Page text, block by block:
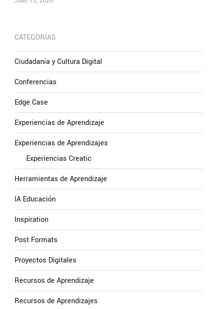
CATEGORÍAS
Ciudadanía y Cultura Digital
Conferencias
Edge Case
Experiencias de Aprendizaje
Experiencias de Aprendizajes
Experiencias Creatic
Herramientas de Aprendizaje
IA Educación
Inspiration
Post Formats
Proyectos Digitales
Recursos de Aprendizaje
Recursos de Aprendizajes